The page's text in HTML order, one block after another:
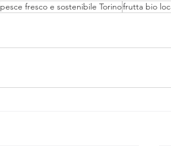
pesce fresco e sostenibile Torinofrutta bio